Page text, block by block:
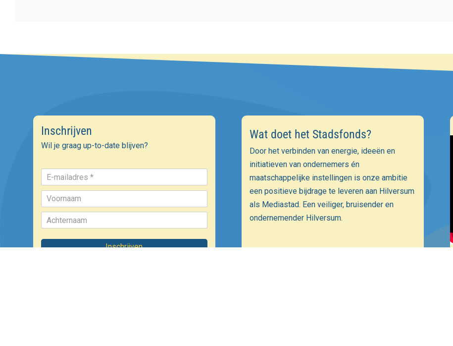
Inschrijven
Wil je graag up-to-date blijven?
Inschrijven
Wat doet het Stadsfonds?
Door het verbinden van energie, ideeën en
initiatieven van ondernemers én
maatschappelijke instellingen is onze ambitie
een positieve bijdrage te leveren aan Hilversum
als Mediastad. Een veiliger, bruisender en
ondernemender Hilversum.